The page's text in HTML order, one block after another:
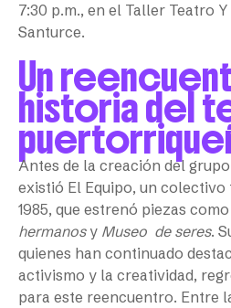
7:30 p.m., en el Taller Teatro
Santurce.
Un
historia del
Antes de la creación del
existió El Equipo, un
1985, que estrenó piezas como
hermanosy Museo de seres.
quienes han continuado
activismo y la creatividad,
para este reencuentro. Entre